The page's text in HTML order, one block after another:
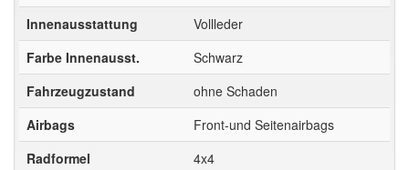
Innenausstattung
Vollleder
Farbe Innenausst.
Schwarz
Fahrzeugzustand
ohne Schaden
Airbags
Front-und Seitenairbags
Radformel
4x4